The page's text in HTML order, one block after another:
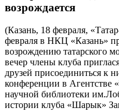
возрождается
(Казань, 18 февраля,
февраля в НКЦ «Казань»
возрождению татарского
вечер члены клуба
друзей присоединиться к
конференции в Агентстве
научной библиотеки
истории клуба «Шарык»